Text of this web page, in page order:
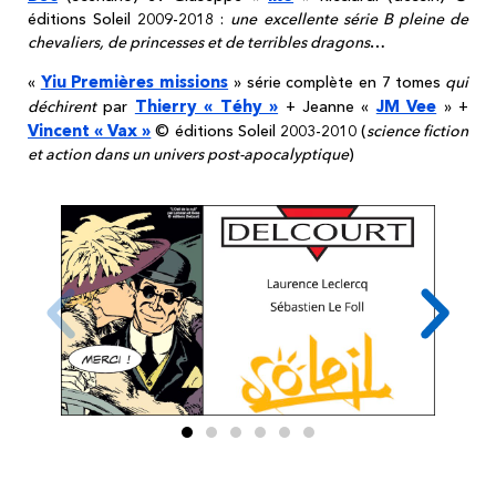
éditions Soleil 2009-2018 : une excellente série B pleine de
chevaliers, de princesses et de terribles dragons…
« Yiu Premières missions » série complète en 7 tomes qui
déchirentpar Thierry « Téhy » + Jeanne «JM Vee » +
Vincent « Vax » © éditions Soleil 2003-2010 (science fiction
et action dans un univers post-apocalyptique)